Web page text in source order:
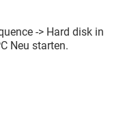
-> Hard disk in
Neu starten.